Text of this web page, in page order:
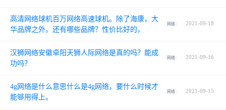
高清网络球机百万网络高速球机。除了海康，大
华品牌之外。还有哪些品牌？性价比好的，
网络 2021-09-18
汉狮网络安徽卓阳天狮人际网络是真的吗？能成
功吗？
网络 2021-09-16
4g网络是什么意思什么是4g网络，要什么时候才
能够用得上。
网络 2021-09-15